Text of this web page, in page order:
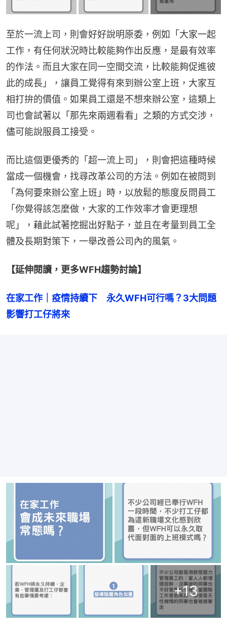
至於一流上司，則會好好說明原委，例如「大家一起
工作，有任何狀況時比較能夠作出反應，是最有效率
的作法。而且大家在同一空間交流，比較能夠促進彼
此的成長」，讓員工覺得有來到辦公室上班，大家互
相打拚的價值。如果員工還是不想來辦公室，這類上
司也會試著以「那先來兩週看看」之類的方式交涉，
儘可能說服員工接受。
而比這個更優秀的「超一流上司」，則會把這種時候
當成一個機會，找尋改革公司的方法。例如在被問到
「為何要來辦公室上班」時，以放鬆的態度反問員工
「你覺得該怎麼做，大家的工作效率才會更理想
呢」，藉此試著挖掘出好點子，並且在考量到員工全
體及長期對策下，一舉改善公司內的風氣。
【延伸閱讀，更多WFH趨勢討論】
在家工作｜疫情持續下　永久WFH可行嗎？3大問題
影響打工仔將來
+13